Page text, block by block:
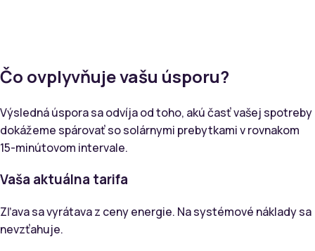
Čo ovplyvňuje vašu úsporu?
Výsledná úspora sa odvíja od toho, akú časť vašej spotreby
dokážeme spárovať so solárnymi prebytkami v rovnakom
15-minútovom intervale.
Vaša aktuálna tarifa
Zľava sa vyrátava z ceny energie. Na systémové náklady sa
nevzťahuje.